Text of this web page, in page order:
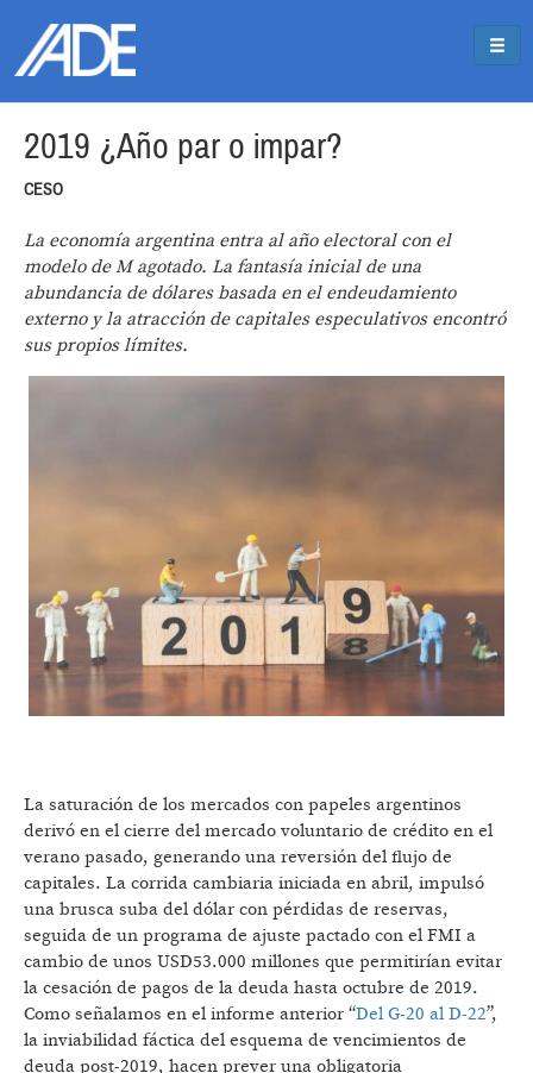
2019 ¿Año par o impar?
CESO
La economía argentina entra al año electoral con el
modelo de M agotado. La fantasía inicial de una
abundancia de dólares basada en el endeudamiento
externo y la atracción de capitales especulativos encontró
sus propios límites.
La saturación de los mercados con papeles argentinos
derivó en el cierre del mercado voluntario de crédito en el
verano pasado, generando una reversión del flujo de
capitales. La corrida cambiaria iniciada en abril, impulsó
una brusca suba del dólar con pérdidas de reservas,
seguida de un programa de ajuste pactado con el FMI a
cambio de unos USD53.000 millones que permitirían evitar
la cesación de pagos de la deuda hasta octubre de 2019.
Como señalamos en el informe anterior “Del G-20 al D-22”,
la inviabilidad fáctica del esquema de vencimientos de
deuda post-2019, hacen prever una obligatoria